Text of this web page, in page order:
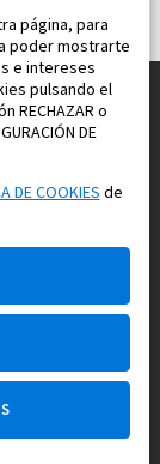
página, para
poder mostrarte
e intereses
pulsando el
RECHAZAR o
DE
DE COOKIESde